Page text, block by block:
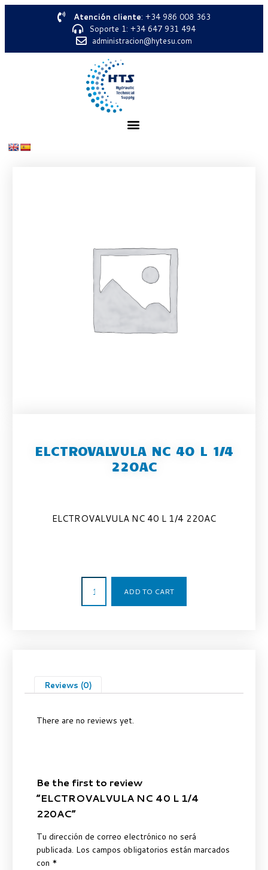
Atención cliente: +34 986 008 363
Soporte 1: +34 647 931 494
administracion@hytesu.com
ELCTROVALVULA NC 40 L 1/4
220AC
ELCTROVALVULA NC 40 L 1/4 220AC
ADD TO CART
Reviews (0)
There are no reviews yet.
Be the first to review
“ELCTROVALVULA NC 40 L 1/4
220AC”
Tu dirección de correo electrónico no será
publicada. Los campos obligatorios están marcados
con *